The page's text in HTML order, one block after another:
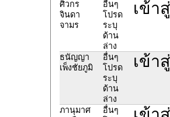
ศิวกร
จินดา
จามร
อื่นๆ
โปรด
ระบุ
ด้าน
ล่าง
เข้า
ธนัญญา
เพ็งชัยภูมิ
อื่นๆ
โปรด
ระบุ
ด้าน
ล่าง
เข้า
ภานุมาศ
อื่นๆ